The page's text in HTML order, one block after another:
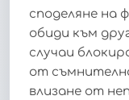
споделяне на
обиди към
случаи
от
влизане от